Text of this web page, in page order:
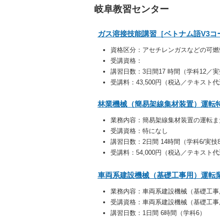
岐阜教習センター
ガス溶接技能講習［ベトナム語V3コ
資格区分： アセチレンガスなどの可
受講資格：
講習日数：3日間17 時間（学科12／
受講料：43,500円（税込／テキスト
林業機械（簡易架線集材装置）運転
業務内容： 簡易架線集材装置の運転
受講資格：特になし
講習日数：2日間 14時間（学科6/実技
受講料：54,000円（税込／テキスト
車両系建設機械（基礎工事用）運転
業務内容： 車両系建設機械（基礎工
受講資格： 車両系建設機械（基礎工
講習日数：1日間 6時間（学科6）